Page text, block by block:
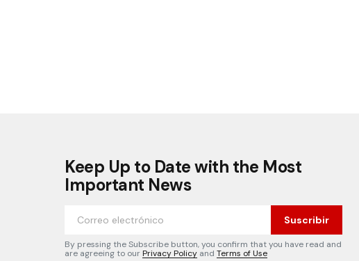
Keep Up to Date with the Most
Important News
Suscribir
By pressing the Subscribe button, you confirm that you have read and
are agreeing to ourPrivacy Policy and Terms of Use